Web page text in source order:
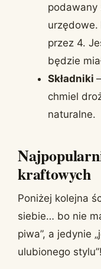
podawany
urzędowe.
przez 4.
będzie
Składniki
chmiel
naturalne.
kraftowych
Poniżej kolejna
siebie… bo nie
piwa”, a jedynie
ulubionego stylu”!